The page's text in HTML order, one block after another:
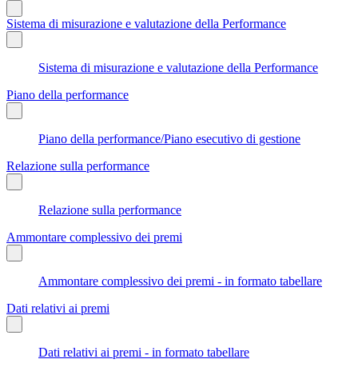
Sistema di misurazione e valutazione della Performance
Sistema di misurazione e valutazione della Performance
Piano della performance
Piano della performance/Piano esecutivo di gestione
Relazione sulla performance
Relazione sulla performance
Ammontare complessivo dei premi
Ammontare complessivo dei premi - in formato tabellare
Dati relativi ai premi
Dati relativi ai premi - in formato tabellare